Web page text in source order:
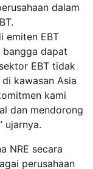
dalam
emiten EBT
bangga dapat
EBT tidak
kawasan Asia
kami
dan mendorong
ujarnya.
NRE secara
perusahaan